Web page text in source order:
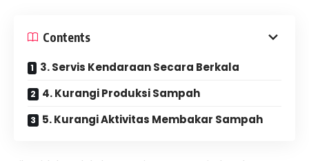
Contents
3. Servis Kendaraan Secara Berkala
4. Kurangi Produksi Sampah
5. Kurangi Aktivitas Membakar Sampah